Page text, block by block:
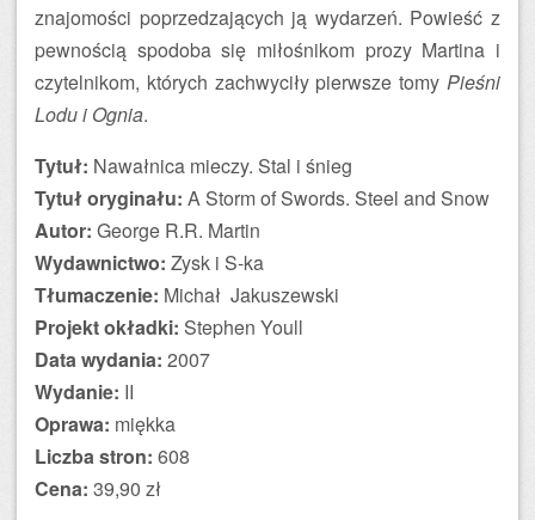
znajomości poprzedzających ją wydarzeń. Powieść z
pewnością spodoba się miłośnikom prozy Martina i
czytelnikom, których zachwyciły pierwsze tomy Pieśni
Lodu i Ognia.
Tytuł: Nawałnica mieczy. Stal i śnieg
Tytuł oryginału: A Storm of Swords. Steel and Snow
Autor: George R.R. Martin
Wydawnictwo: Zysk i S-ka
Tłumaczenie: Michał Jakuszewski
Projekt okładki: Stephen Youll
Data wydania: 2007
Wydanie: II
Oprawa: miękka
Liczba stron: 608
Cena: 39,90 zł